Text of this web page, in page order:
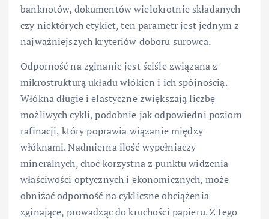
banknotów, dokumentów wielokrotnie składanych
czy niektórych etykiet, ten parametr jest jednym z
najważniejszych kryteriów doboru surowca.
Odporność na zginanie jest ściśle związana z
mikrostrukturą układu włókien i ich spójnością.
Włókna długie i elastyczne zwiększają liczbę
możliwych cykli, podobnie jak odpowiedni poziom
rafinacji, który poprawia wiązanie między
włóknami. Nadmierna ilość wypełniaczy
mineralnych, choć korzystna z punktu widzenia
właściwości optycznych i ekonomicznych, może
obniżać odporność na cykliczne obciążenia
zginające, prowadząc do kruchości papieru. Z tego